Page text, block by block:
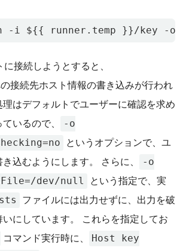
接続しようとすると、
接続先ホスト情報の書き込みが行われ
理はデフォルトでユーザーに確認を求め
いるので、
-o
というオプションで、ユ
込むようにします。 さらに、
-o
dev/null
という指定で、実
ファイルには出力せずに、出力を破
にしています。 これらを指定してお
コマンド実行時に、
Host key